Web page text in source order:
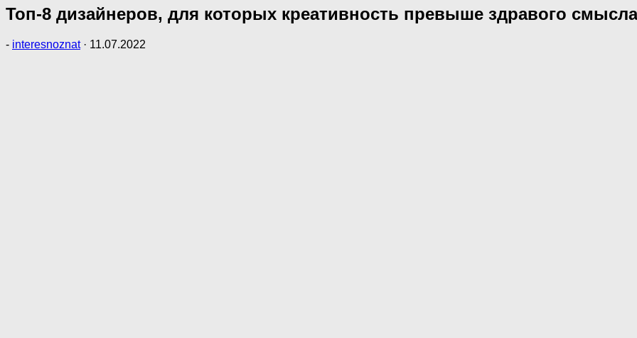
Топ-8 дизайнеров, для которых креативность превыше здравого смысла
- interesnoznat · 11.07.2022